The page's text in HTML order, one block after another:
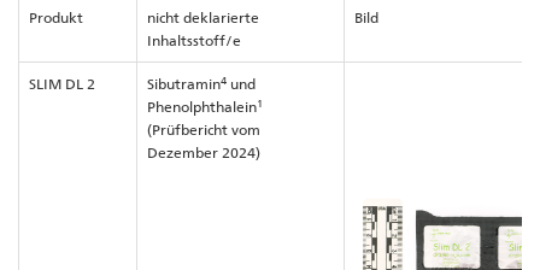
Produkt
nicht deklarierte
Inhaltsstoff/e
Bild
SLIM DL 2 Sibutramin4 und
Phenolphthalein1
(Prüfbericht vom
Dezember 2024)